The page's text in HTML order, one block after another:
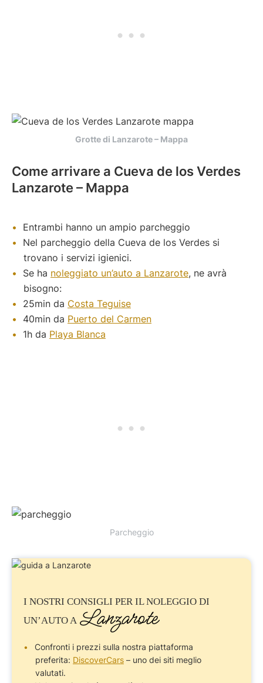
Grotte di Lanzarote – Mappa
Come arrivare a Cueva de los Verdes
Lanzarote – Mappa
Entrambi hanno un ampio parcheggio
Nel parcheggio della Cueva de los Verdes si
trovano i servizi igienici.
Se ha noleggiato un’auto a Lanzarote, ne avrà
bisogno:
25min da Costa Teguise
40min da Puerto del Carmen
1h da Playa Blanca
Parcheggio
I NOSTRI CONSIGLI PER ILNOLEGGIO DI
UN’AUTOA Lanzarote
Confronti i prezzi sulla nostra piattaforma
preferita: DiscoverCars – uno dei siti meglio
valutati.